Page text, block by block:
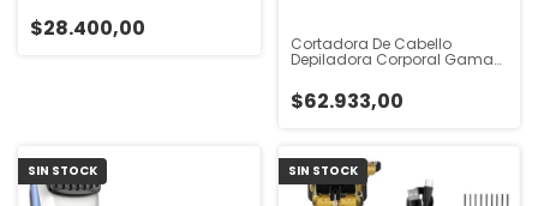
$28.400,00
Cortadora De Cabello
Depiladora Corporal Gama
$62.933,00
SIN STOCK SIN STOCK